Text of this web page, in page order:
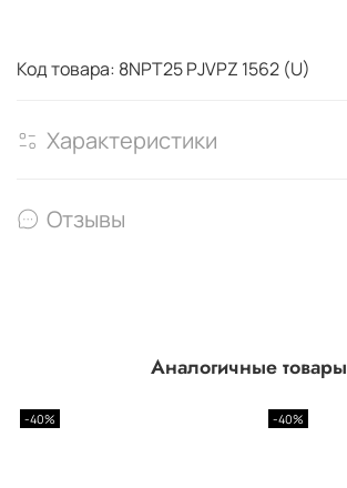
Код товара: 8NPT25PJVPZ 1562 (U)
Характеристики
Отзывы
Аналогичные товары
-40% -40%